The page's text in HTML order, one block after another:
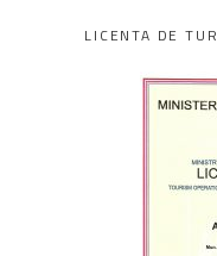
LICENTA DE